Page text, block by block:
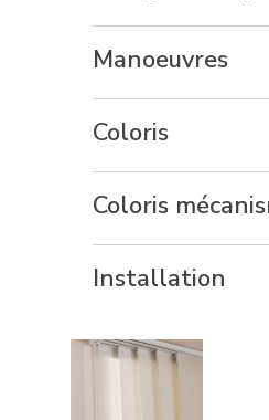
Manoeuvres
Coloris
Coloris
Installation